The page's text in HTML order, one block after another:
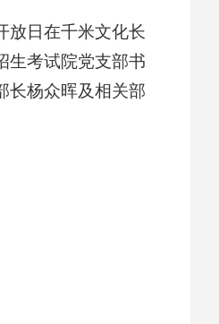
放日在千米文化长
生考试院党支部书
长杨众晖及相关部